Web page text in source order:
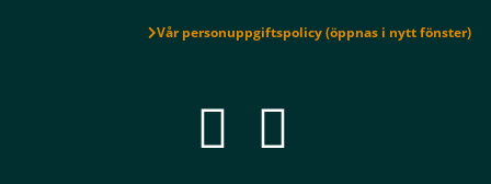
Vår personuppgiftspolicy (öppnas i nytt fönster)